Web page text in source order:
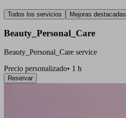
Todos los servicios Mejoras destacadas
Beauty_Personal_Care
Beauty_Personal_Care service
Precio personalizado• 1 h
Reservar